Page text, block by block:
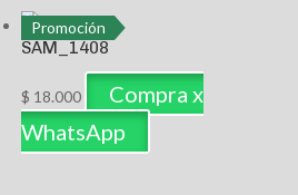
Promoción
SAM_1408
$ 18.000
Compra x
WhatsApp